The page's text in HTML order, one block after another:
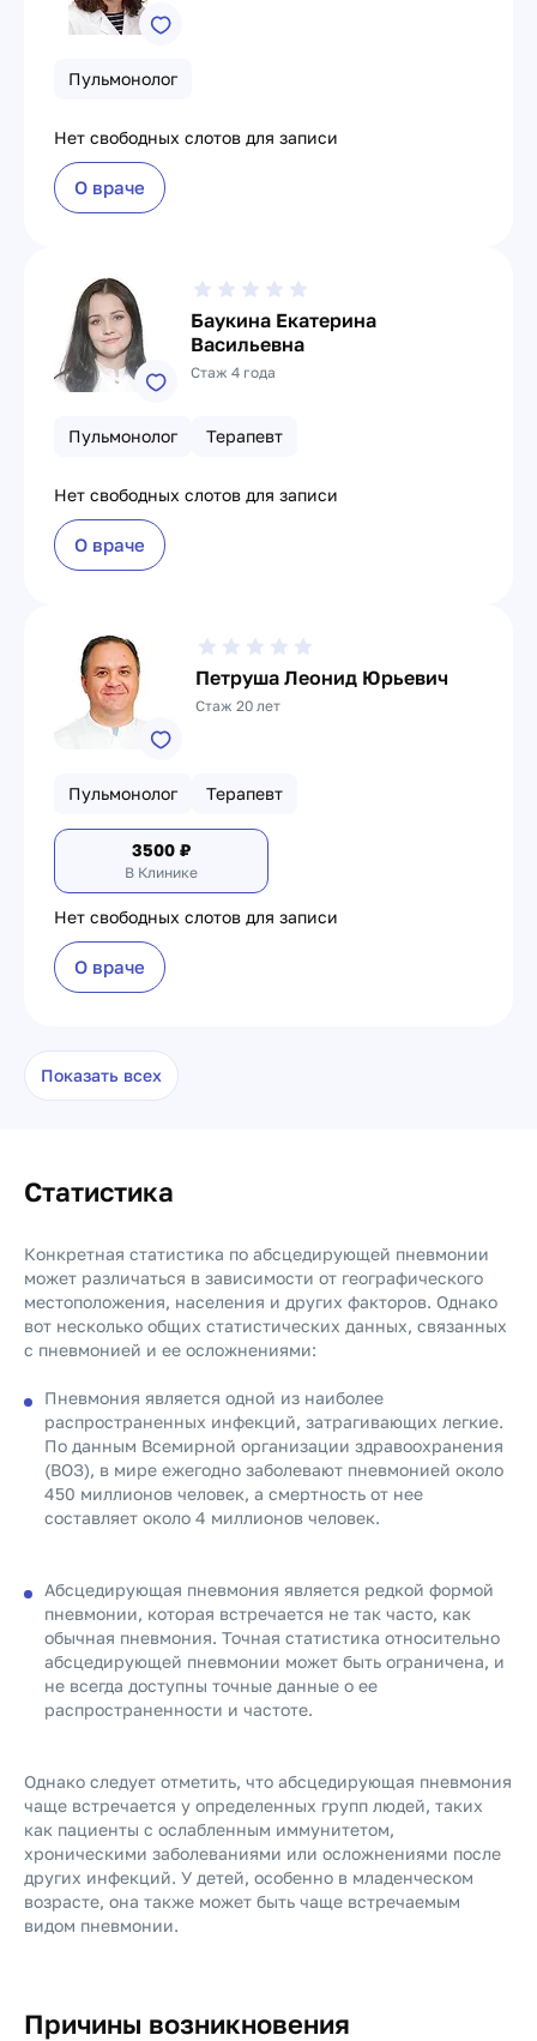
Пульмонолог
Нет свободных слотов для записи
О враче
Баукина Екатерина
Васильевна
Стаж 4 года
Пульмонолог Терапевт
Нет свободных слотов для записи
О враче
Петруша Леонид Юрьевич
Стаж 20 лет
Пульмонолог Терапевт
3500 ₽
В Клинике
Нет свободных слотов для записи
О враче
Показать всех
Статистика
Конкретная статистика по абсцедирующей пневмонии
может различаться в зависимости от географического
местоположения, населения и других факторов. Однако
вот несколько общих статистических данных, связанных
с пневмонией и ее осложнениями:
Пневмония является одной из наиболее
распространенных инфекций, затрагивающих легкие.
По данным Всемирной организации здравоохранения
(ВОЗ), в мире ежегодно заболевают пневмонией около
450 миллионов человек, а смертность от нее
составляет около 4 миллионов человек.
Абсцедирующая пневмония является редкой формой
пневмонии, которая встречается не так часто, как
обычная пневмония. Точная статистика относительно
абсцедирующей пневмонии может быть ограничена, и
не всегда доступны точные данные о ее
распространенности и частоте.
Однако следует отметить, что абсцедирующая пневмония
чаще встречается у определенных групп людей, таких
как пациенты с ослабленным иммунитетом,
хроническими заболеваниями или осложнениями после
других инфекций. У детей, особенно в младенческом
возрасте, она также может быть чаще встречаемым
видом пневмонии.
Причины возникновения